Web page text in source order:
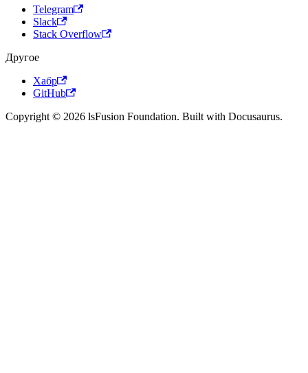
Telegram
Slack
Stack Overflow
Другое
Хабр
GitHub
Copyright © 2026 lsFusion Foundation. Built with Docusaurus.